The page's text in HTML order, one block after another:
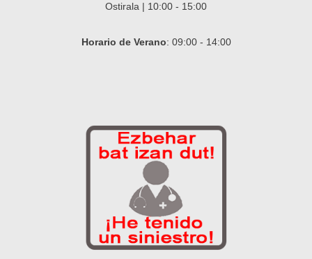
Ostirala | 10:00 - 15:00
Horario de Verano: 09:00 - 14:00